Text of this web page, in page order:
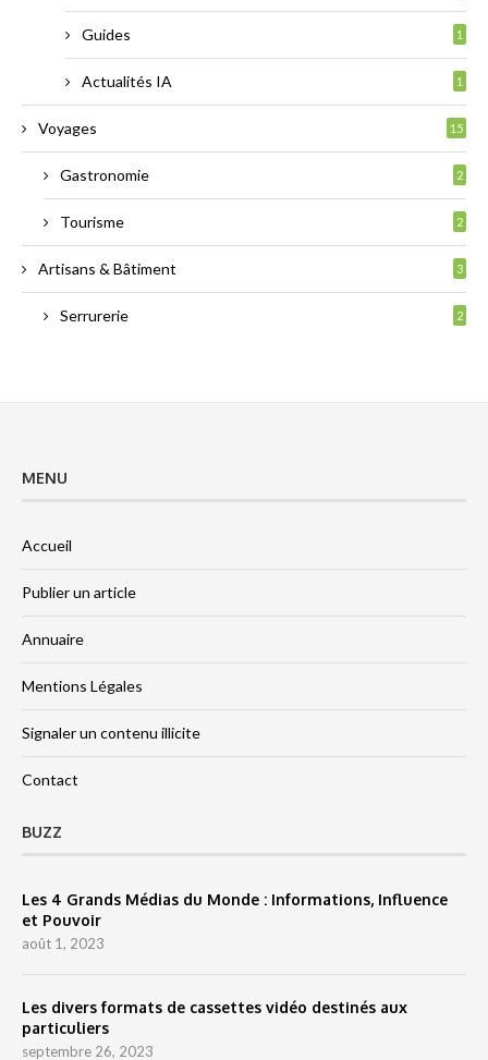
Guides 1
Actualités IA 1
Voyages 15
Gastronomie 2
Tourisme 2
Artisans & Bâtiment 3
Serrurerie 2
MENU
Accueil
Publier un article
Annuaire
Mentions Légales
Signaler un contenu illicite
Contact
BUZZ
Les 4 Grands Médias du Monde : Informations, Influence
et Pouvoir
août 1, 2023
Les divers formats de cassettes vidéo destinés aux
particuliers
septembre 26, 2023